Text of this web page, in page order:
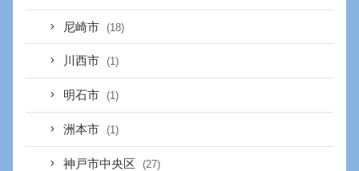
尼崎市 (18)
川西市 (1)
明石市 (1)
洲本市 (1)
神戸市中央区 (27)